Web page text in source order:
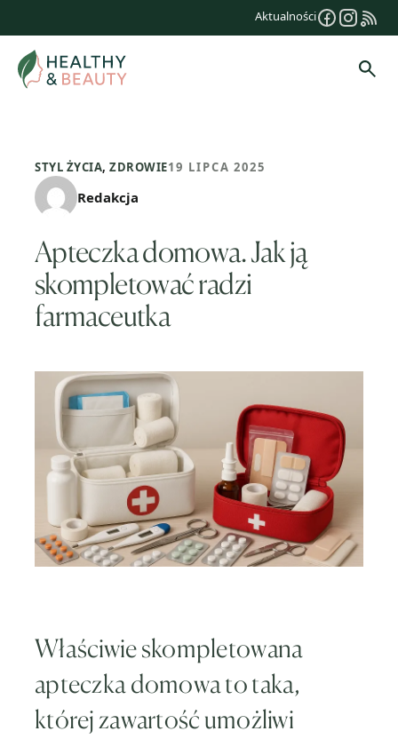
treści
Aktualności
STYL ŻYCIA,ZDROWIE19 LIPCA 2025
Redakcja
Apteczka domowa. Jak ją
skompletować radzi
farmaceutka
Właściwie skompletowana
apteczka domowa to taka,
której zawartość umożliwi